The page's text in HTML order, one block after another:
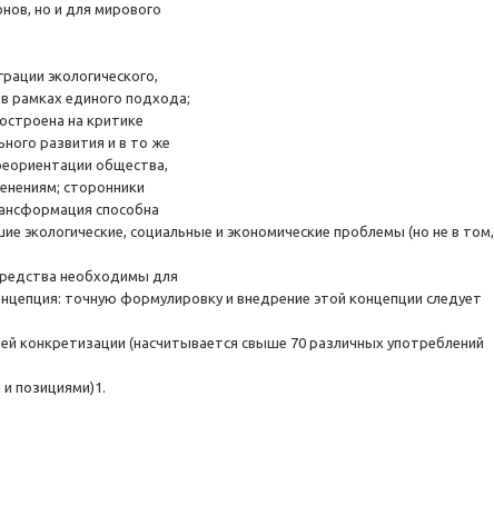
но и для мирового
экологического,
рамках единого подхода;
на критике
развития и в то же
общества,
сторонники
способна
экологические, социальные и экономические проблемы (но не в том,
необходимы для
точную формулировку и внедрение этой концепции следует
конкретизации (насчитывается свыше 70 различных употреблений
позициями)1.